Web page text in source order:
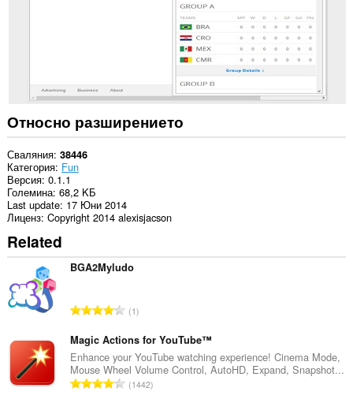
display
to
you
in
the
system
tray.
Това
разширение
може
да
осъществява
достъп
до
разделите
на
сърфиране.
Относно разширението
Сваляния 38446
Категория Fun
Версия 0.1.1
Големина 68,2 KБ
Last update 17 Юни 2014
Лиценз Copyright 2014 alexisjacson
Related
BGA2Myludo
О
щ
б
р
о
1
Magic Actions for YouTube™
Enhance your YouTube watching experience! Cinema Mode,
Mouse Wheel Volume Control, AutoHD, Expand, Snapshot...
О1442